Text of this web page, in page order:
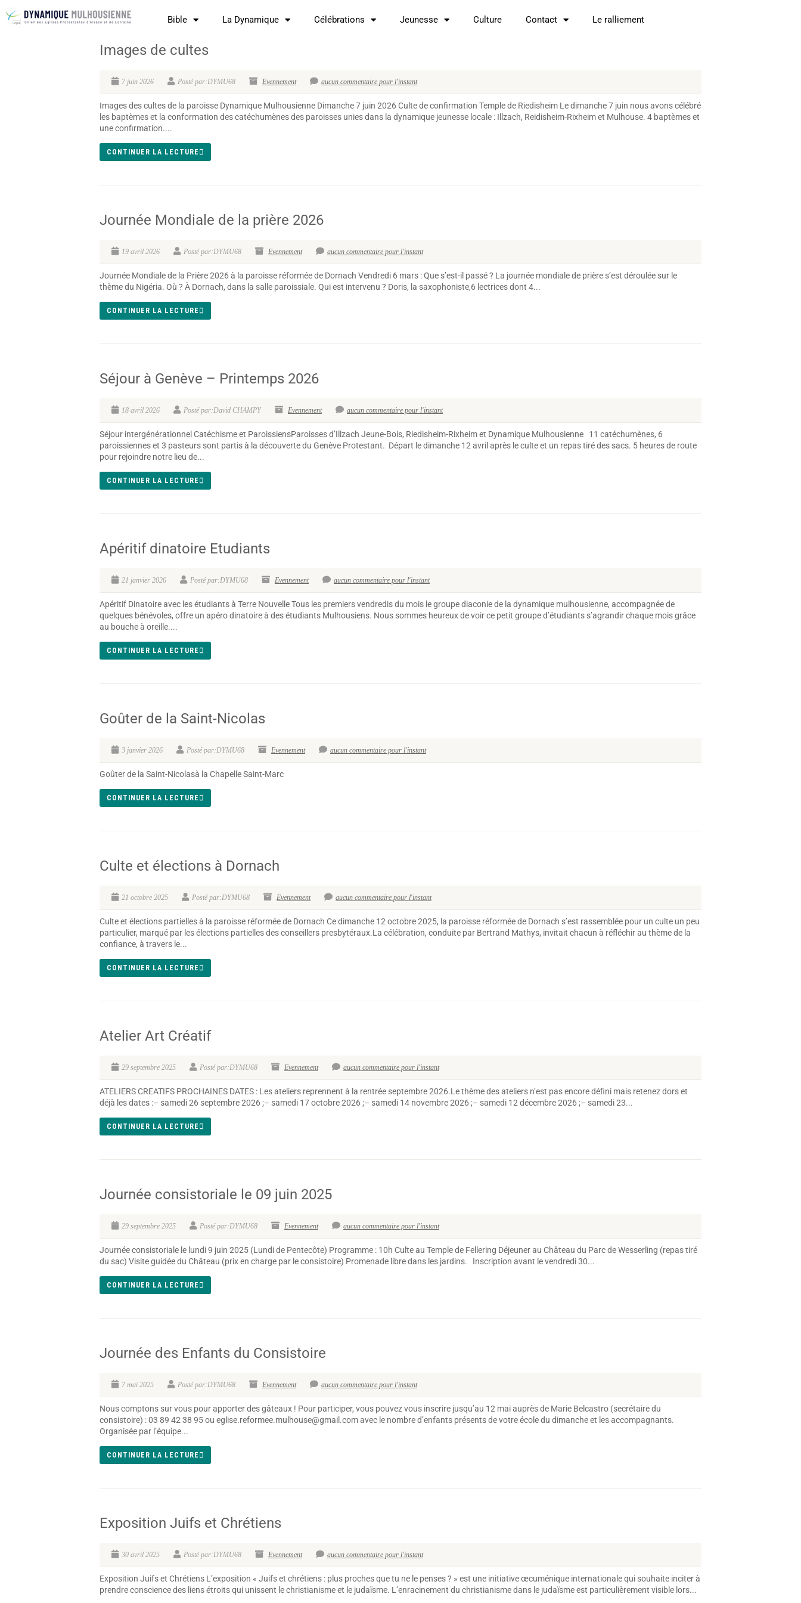
Bible La Dynamique Célébrations Jeunesse Culture Contact Le ralliement
Images de cultes
7 juin 2026 Posté par:DYMU68 Evennement aucun commentaire pour l'instant
Images des cultes de la paroisse Dynamique Mulhousienne Dimanche 7 juin 2026 Culte de confirmation Temple de Riedisheim Le dimanche 7 juin nous avons célébré
les baptèmes et la conformation des catéchumènes des paroisses unies dans la dynamique jeunesse locale : Illzach, Reidisheim-Rixheim et Mulhouse. 4 baptèmes et
une confirmation....
CONTINUER LA LECTURE
Journée Mondiale de la prière 2026
19 avril 2026 Posté par:DYMU68 Evennement aucun commentaire pour l'instant
Journée Mondiale de la Prière 2026 à la paroisse réformée de Dornach Vendredi 6 mars : Que s’est-il passé ? La journée mondiale de prière s’est déroulée sur le
thème du Nigéria. Où ? À Dornach, dans la salle paroissiale. Qui est intervenu ? Doris, la saxophoniste,6 lectrices dont 4...
CONTINUER LA LECTURE
Séjour à Genève – Printemps 2026
18 avril 2026 Posté par:David CHAMPY Evennement aucun commentaire pour l'instant
Séjour intergénérationnel Catéchisme et ParoissiensParoisses d’Illzach Jeune-Bois, Riedisheim-Rixheim et Dynamique Mulhousienne 11 catéchumènes, 6
paroissiennes et 3 pasteurs sont partis à la découverte du Genève Protestant. Départ le dimanche 12 avril après le culte et un repas tiré des sacs. 5 heures de route
pour rejoindre notre lieu de...
CONTINUER LA LECTURE
Apéritif dinatoire Etudiants
21 janvier 2026 Posté par:DYMU68 Evennement aucun commentaire pour l'instant
Apéritif Dinatoire avec les étudiants à Terre Nouvelle Tous les premiers vendredis du mois le groupe diaconie de la dynamique mulhousienne, accompagnée de
quelques bénévoles, offre un apéro dinatoire à des étudiants Mulhousiens. Nous sommes heureux de voir ce petit groupe d’étudiants s’agrandir chaque mois grâce
au bouche à oreille....
CONTINUER LA LECTURE
Goûter de la Saint-Nicolas
3 janvier 2026 Posté par:DYMU68 Evennement aucun commentaire pour l'instant
Goûter de la Saint-Nicolasà la Chapelle Saint-Marc
CONTINUER LA LECTURE
Culte et élections à Dornach
21 octobre 2025 Posté par:DYMU68 Evennement aucun commentaire pour l'instant
Culte et élections partielles à la paroisse réformée de Dornach Ce dimanche 12 octobre 2025, la paroisse réformée de Dornach s’est rassemblée pour un culte un peu
particulier, marqué par les élections partielles des conseillers presbytéraux.La célébration, conduite par Bertrand Mathys, invitait chacun à réfléchir au thème de la
confiance, à travers le...
CONTINUER LA LECTURE
Atelier Art Créatif
29 septembre 2025 Posté par:DYMU68 Evennement aucun commentaire pour l'instant
ATELIERS CREATIFS PROCHAINES DATES : Les ateliers reprennent à la rentrée septembre 2026.Le thème des ateliers n’est pas encore défini mais retenez dors et
déjà les dates :– samedi 26 septembre 2026 ;– samedi 17 octobre 2026 ;– samedi 14 novembre 2026 ;– samedi 12 décembre 2026 ;– samedi 23...
CONTINUER LA LECTURE
Journée consistoriale le 09 juin 2025
29 septembre 2025 Posté par:DYMU68 Evennement aucun commentaire pour l'instant
Journée consistoriale le lundi 9 juin 2025 (Lundi de Pentecôte) Programme : 10h Culte au Temple de Fellering Déjeuner au Château du Parc de Wesserling (repas tiré
du sac) Visite guidée du Château (prix en charge par le consistoire) Promenade libre dans les jardins. Inscription avant le vendredi 30...
CONTINUER LA LECTURE
Journée des Enfants du Consistoire
7 mai 2025 Posté par:DYMU68 Evennement aucun commentaire pour l'instant
Nous comptons sur vous pour apporter des gâteaux ! Pour participer, vous pouvez vous inscrire jusqu’au 12 mai auprès de Marie Belcastro (secrétaire du
consistoire) : 03 89 42 38 95 ou eglise.reformee.mulhouse@gmail.com avec le nombre d’enfants présents de votre école du dimanche et les accompagnants.
Organisée par l’équipe...
CONTINUER LA LECTURE
Exposition Juifs et Chrétiens
30 avril 2025 Posté par:DYMU68 Evennement aucun commentaire pour l'instant
Exposition Juifs et Chrétiens L’exposition « Juifs et chrétiens : plus proches que tu ne le penses ? » est une initiative œcuménique internationale qui souhaite inciter à
prendre conscience des liens étroits qui unissent le christianisme et le judaïsme. L’enracinement du christianisme dans le judaïsme est particulièrement visible lors...